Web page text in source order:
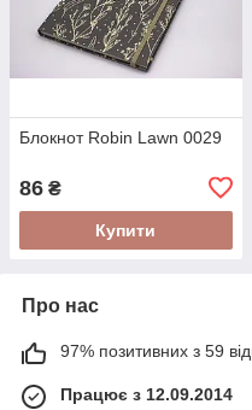
Блокнот Robin Lawn 0029
86 ₴
Купити
Про нас
97% позитивних з 59
Працює з 12.09.2014